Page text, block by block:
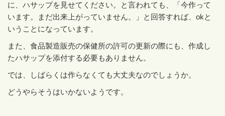
に、ハサップを見せてください。と言われても、「今作って
います。まだ出来上がっていません。」と回答すれば、 okと
いうことになっています。
また、食品製造販売の保健所の許可の更新の際にも、作成し
たハサップを添付する必要もありません。
では、しばらくは作らなくても大丈夫なのでしょうか。
どうやらそうはいかないようです。